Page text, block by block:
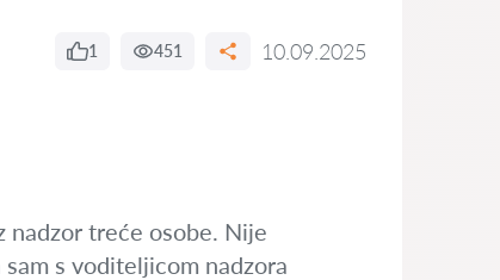
1 451 10.09.2025
nadzor treće osobe. Nije
s voditeljicom nadzora